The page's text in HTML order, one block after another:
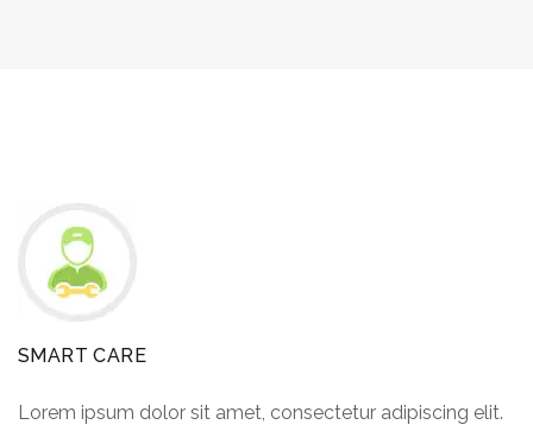
SMART CARE
Lorem ipsum dolor sit amet, consectetur adipiscing elit.